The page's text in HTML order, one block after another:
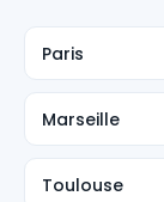
Paris
Marseille
Toulouse